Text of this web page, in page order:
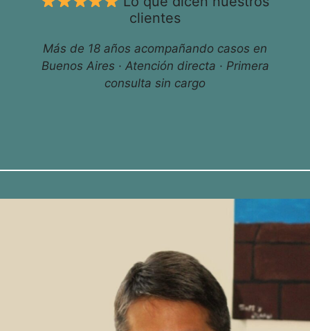
clientes
Más de 18 años acompañando casos en
Buenos Aires · Atención directa · Primera
consulta sin cargo